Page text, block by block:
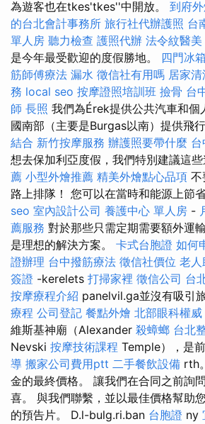
為遊客也在tkes'tkes''中開放。 到府
的台北會計事務所 旅行社代辦護照 台
單人房 聽力檢查 護照代辦 法令紋醫美
是今年最受歡迎的度假勝地。 四門冰箱
筋師傅療法 漏水 徵信社有用嗎 居家
務 local seo 按摩證照培訓班 撿骨 台
師 長照 我們為Érek提供公共汽車和個
國南部（主要是Burgas以南）提供飛
結合 新竹按摩服務 辦護照要帶什麼
想去保加利亞度假，我們特別建議這些
薦 小型外燴推薦 精美外燴點心品項 不
路上排隊！ 您可以在當時和能源上節
seo 室內設計公司 養護中心 單人房 -
薦服務 對於那些只需定期需要額外運
是理想的解決方案。 卡式台胞證 如何
證辦理 台中撥筋療法 徵信社價位 老人
簽證 -kerelets 打掃家裡 徵信公司 台
按摩療程介紹 panelvil.ga並沒有吸引
療程 公司登記 餐點外燴 北部眼科權威
維斯基神廟（Alexander 殺蟑螂 台北
Nevski 按摩技術課程 Temple），是
導 搬家公司費用ptt 二手餐飲設備 rth
金的最終價格。 讓我們在合同之前詢
喜。 與我們聯繫，並以最佳價格幫助
的預告片。 D.l-bulg.ri.ban 台胞證 ny